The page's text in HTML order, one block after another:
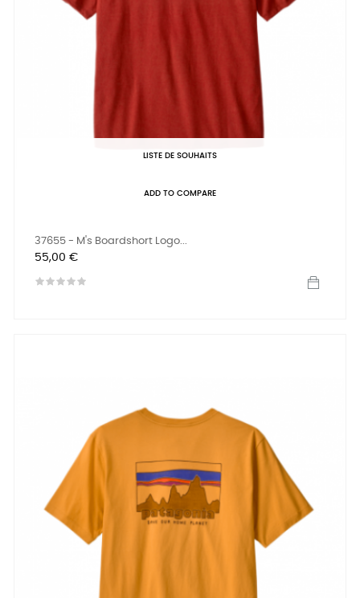
LISTE DE SOUHAITS
ADD TO COMPARE
37655 - M's Boardshort Logo...
Prix
55,00 €